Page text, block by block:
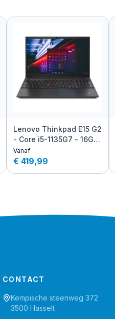
Lenovo Thinkpad E15 G2
- Core i5-1135G7 - 16GB
- 256GB SSD
Vanaf
€ 419,99
CONTACT
Kempische steenweg 372
3500 Hasselt